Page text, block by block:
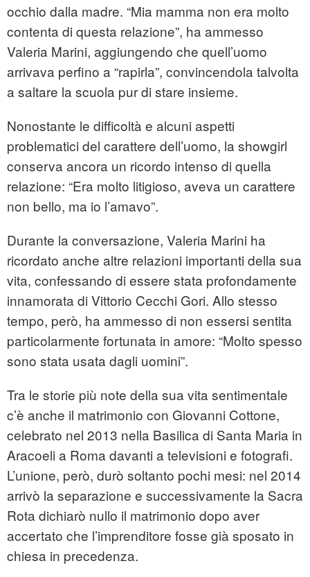
occhio dalla madre. “Mia mamma non era molto
contenta di questa relazione”, ha ammesso
Valeria Marini, aggiungendo che quell’uomo
arrivava perfino a “rapirla”, convincendola talvolta
a saltare la scuola pur di stare insieme.
Nonostante le difficoltà e alcuni aspetti
problematici del carattere dell’uomo, la showgirl
conserva ancora un ricordo intenso di quella
relazione: “Era molto litigioso, aveva un carattere
non bello, ma io l’amavo”.
Durante la conversazione, Valeria Marini ha
ricordato anche altre relazioni importanti della sua
vita, confessando di essere stata profondamente
innamorata di Vittorio Cecchi Gori. Allo stesso
tempo, però, ha ammesso di non essersi sentita
particolarmente fortunata in amore: “Molto spesso
sono stata usata dagli uomini”.
Tra le storie più note della sua vita sentimentale
c’è anche il matrimonio con Giovanni Cottone,
celebrato nel 2013 nella Basilica di Santa Maria in
Aracoeli a Roma davanti a televisioni e fotografi.
L’unione, però, durò soltanto pochi mesi: nel 2014
arrivò la separazione e successivamente la Sacra
Rota dichiarò nullo il matrimonio dopo aver
accertato che l’imprenditore fosse già sposato in
chiesa in precedenza.